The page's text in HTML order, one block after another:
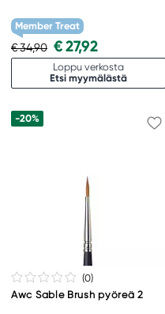
Member Treat
€ 34,90 € 27,92
Loppu verkosta
Etsi myymälästä
-20%
(0)
Awc Sable Brush pyöreä 2